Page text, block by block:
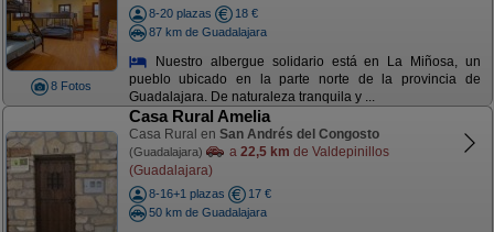
8 Fotos
8-20 plazas
18 €
87 km de Guadalajara
Nuestro albergue solidario está en La Miñosa, un
pueblo ubicado en la parte norte de la provincia de
Guadalajara. De naturaleza tranquila y ...
Casa Rural Amelia
Casa Rural en San Andrés del Congosto
(Guadalajara) a 22,5 km de Valdepinillos
(Guadalajara)
8-16+1 plazas
17 €
50 km de Guadalajara